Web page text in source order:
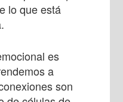
lo que está
es
a
son